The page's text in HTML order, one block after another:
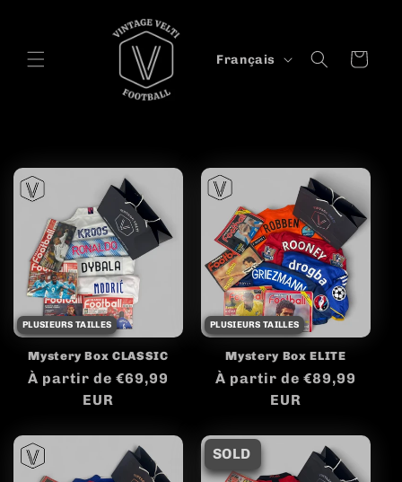
contenu
e
Français Panier
PLUSIEURS TAILLES
Mystery Box CLASSIC
Prix
À partir de €69,99
EUR
PLUSIEURS TAILLES
Mystery Box ELITE
Prix
À partir de €89,99
EUR